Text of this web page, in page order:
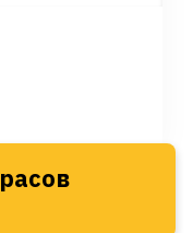
соглашаетесь с